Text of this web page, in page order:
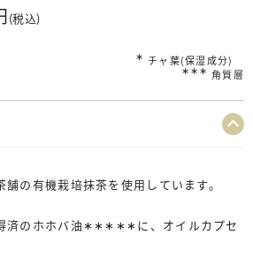
(税込)
∗ チャ葉(保湿成分)
∗∗∗ 角質層
の有機栽培抹茶を使用しています。
済のホホバ油∗∗∗∗∗ に、オイルカプセ